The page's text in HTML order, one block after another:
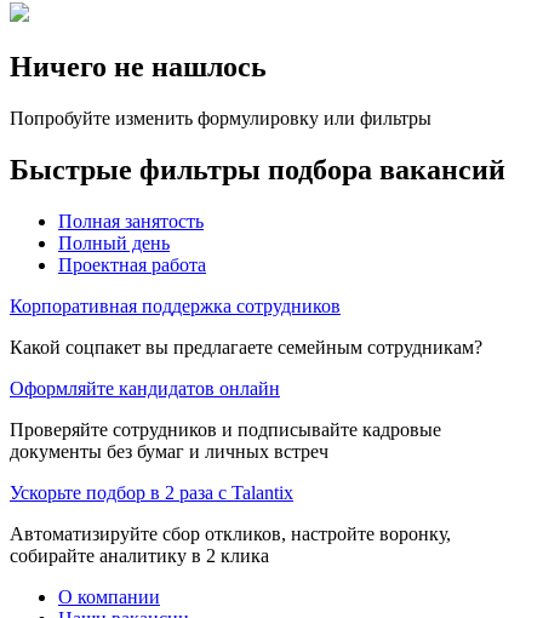
Ничего не нашлось
Попробуйте изменить формулировку или фильтры
Быстрые фильтры подбора вакансий
Полная занятость
Полный день
Проектная работа
Корпоративная поддержка сотрудников
Какой соцпакет вы предлагаете семейным сотрудникам?
Оформляйте кандидатов онлайн
Проверяйте сотрудников и подписывайте кадровые
документы без бумаг и личных встреч
Ускорьте подбор в 2 раза с Talantix
Автоматизируйте сбор откликов, настройте воронку,
собирайте аналитику в 2 клика
О компании